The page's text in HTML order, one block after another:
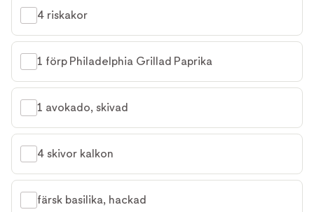
4 riskakor
1 förp Philadelphia Grillad Paprika
1 avokado, skivad
4 skivor kalkon
färsk basilika, hackad